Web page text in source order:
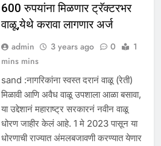
600 रुपयांना मिळणार ट्रॅक्टरभर
वाळू,येथे करावा लागणार अर्ज
admin 3 years ago 0
1
mins mins
sand :नागरिकांना स्वस्त दरानं वाळू (रेती)
मिळावी आणि अवैध वाळू उपशाला आळा बसावा,
या उद्देशानं महाराष्ट्र सरकारनं नवीन वाळू
धोरण जाहीर केलं आहे. 1 मे 2023 पासून या
धोरणाची राज्यात अंमलबजावणी करण्यात येणार